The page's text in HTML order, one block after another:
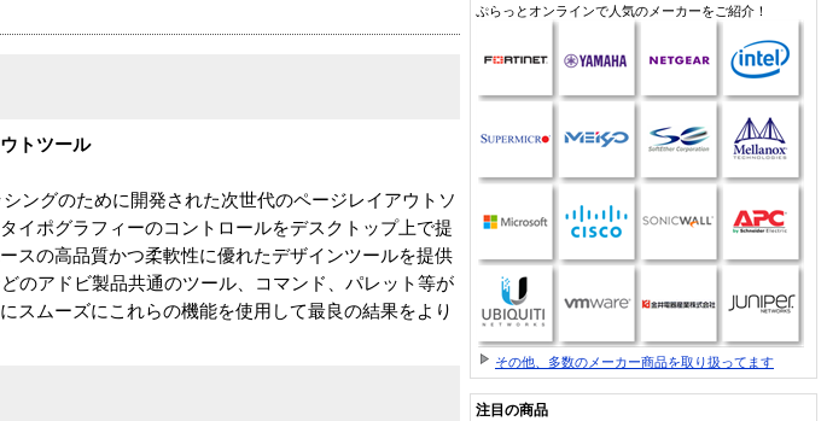
トツール
ングのために開発された次世代のページレイアウトソ
イポグラフィーのコントロールをデスクトップ上で提
スの高品質かつ柔軟性に優れたデザインツールを提供
のアドビ製品共通のツール、コマンド、パレット等が
スムーズにこれらの機能を使用して最良の結果をより
ぷらっとオンラインで人気のメーカーをご紹介！
その他、多数のメーカー商品を取り扱ってます
注目の商品